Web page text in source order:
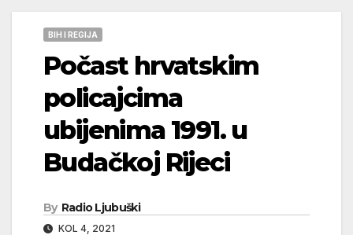
BIH I REGIJA
Počast hrvatskim
policajcima
ubijenima 1991. u
Budačkoj Rijeci
By Radio Ljubuški
KOL 4, 2021